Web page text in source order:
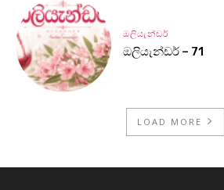
ඔලියැන්ඩර්
ඔලියැන්ඩර් – 71
LOAD MORE